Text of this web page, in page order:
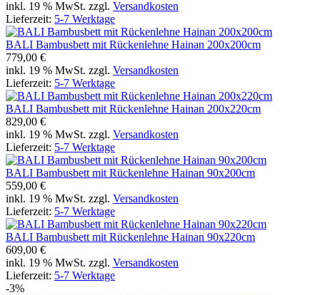
inkl. 19 % MwSt. zzgl. Versandkosten
Lieferzeit: 5-7 Werktage
BALI Bambusbett mit Rückenlehne Hainan 200x200cm
779,00 €
inkl. 19 % MwSt. zzgl. Versandkosten
Lieferzeit: 5-7 Werktage
BALI Bambusbett mit Rückenlehne Hainan 200x220cm
829,00 €
inkl. 19 % MwSt. zzgl. Versandkosten
Lieferzeit: 5-7 Werktage
BALI Bambusbett mit Rückenlehne Hainan 90x200cm
559,00 €
inkl. 19 % MwSt. zzgl. Versandkosten
Lieferzeit: 5-7 Werktage
BALI Bambusbett mit Rückenlehne Hainan 90x220cm
609,00 €
inkl. 19 % MwSt. zzgl. Versandkosten
Lieferzeit: 5-7 Werktage
-3%